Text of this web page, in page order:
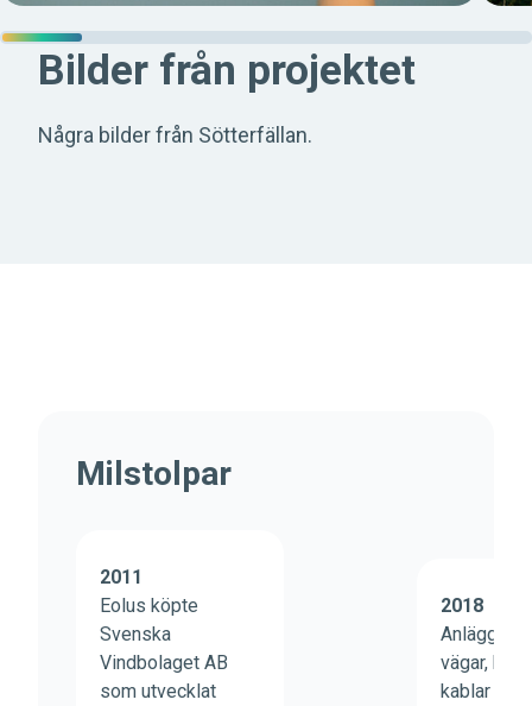
Bilder från projektet
Några bilder från Sötterfällan.
Milstolpar
2011
Eolus köpte
Svenska
Vindbolaget AB
som utvecklat
2018
vägar,
kablar och